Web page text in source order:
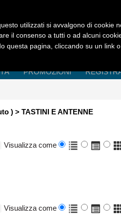
PROMOZIONI
) > TASTINI E ANTENNE
Visualizza come
Visualizza come
utilizzati si avvalgono di cookie
il consenso a tutti o ad alcuni
questa pagina, cliccando su un link